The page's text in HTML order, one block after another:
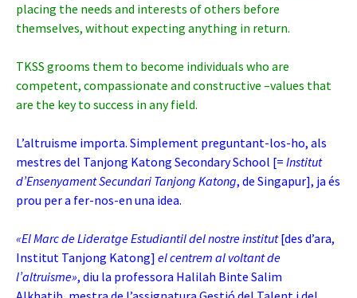
placing the needs and interests of others before
themselves, without expecting anything in return.
TKSS grooms them to become individuals who are
competent, compassionate and constructive –values that
are the key to success in any field.
L’altruisme importa. Simplement preguntant-los-ho, als
mestres del Tanjong Katong Secondary School [= Institut
d’Ensenyament Secundari Tanjong Katong, de Singapur], ja és
prou per a fer-nos-en una idea.
«El Marc de Lideratge Estudiantil del nostre institut[des d’ara,
Institut Tanjong Katong] el centrem al voltant de
l’altruisme», diu la professora Halilah Binte Salim